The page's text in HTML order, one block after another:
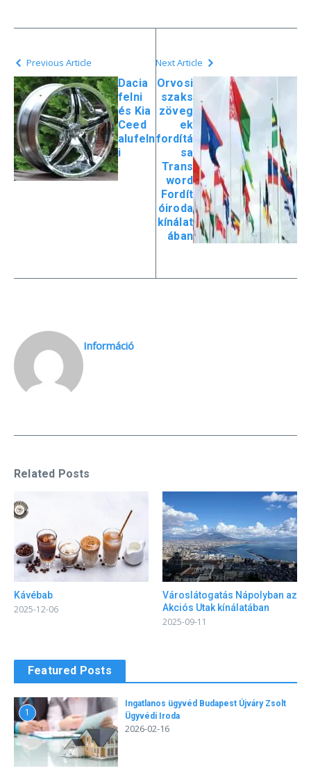
Previous Article
Dacia
felni
és Kia
Ceed
alufeln
i
Next Article
Orvosi
szaks
zöveg
ek
fordítá
sa
Trans
word
Fordít
óiroda
kínálat
ában
Információ
Related Posts
Kávébab
2025-12-06
Városlátogatás Nápolyban az
Akciós Utak kínálatában
2025-09-11
Featured Posts
1
Ingatlanos ügyvéd Budapest Újváry Zsolt
Ügyvédi Iroda
2026-02-16